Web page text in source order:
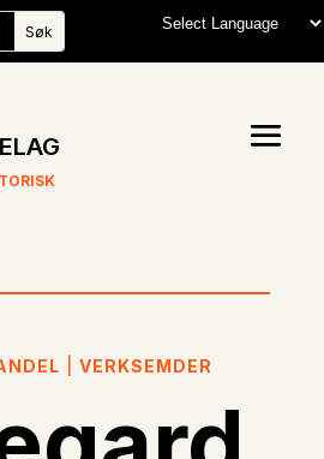
VERKSEMDER